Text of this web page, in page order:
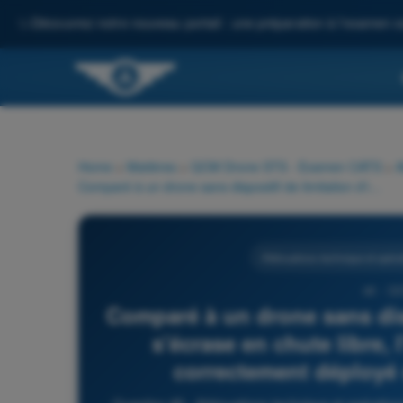
Découvrez notre nouveau portail : une préparation à l'examen
Home Matières QCM Drone STS - Examen CATS
Comparé à un drone sans
s'écrase en chute libre,
correctement